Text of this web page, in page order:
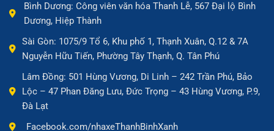
Bình Dương: Công viên văn hóa Thanh Lễ, 567 Đại lộ Bình
Dương, Hiệp Thành
Sài Gòn: 1075/9 Tổ 6, Khu phố 1, Thạnh Xuân, Q.12 & 7A
Nguyễn Hữu Tiến, Phường Tây Thạnh, Q. Tân Phú
Lâm Đồng: 501 Hùng Vương, Di Linh – 242 Trần Phú, Bảo
Lộc – 47 Phan Đăng Lưu, Đức Trọng – 43 Hùng Vương, P.9,
Đà Lạt
Facebook.com/nhaxeThanhBinhXanh